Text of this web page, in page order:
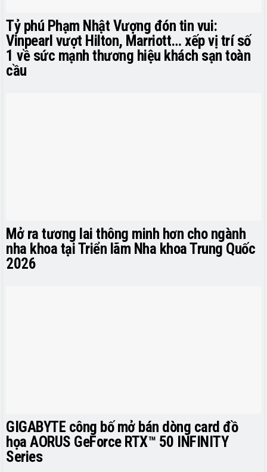
Tỷ phú Phạm Nhật Vượng đón tin vui:
Vinpearl vượt Hilton, Marriott… xếp vị trí số
1 về sức mạnh thương hiệu khách sạn toàn
cầu
Mở ra tương lai thông minh hơn cho ngành
nha khoa tại Triển lãm Nha khoa Trung Quốc
2026
GIGABYTE công bố mở bán dòng card đồ
họa AORUS GeForce RTX™ 50 INFINITY
Series